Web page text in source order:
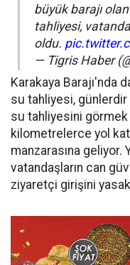
büyük barajı
tahliyesi,
oldu.
— Tigris Haber
Karakaya Barajı'nda
su tahliyesi, günlerdir
su tahliyesini
kilometrelerce yol
manzarasına geliyor.
vatandaşların can
ziyaretçi girişini